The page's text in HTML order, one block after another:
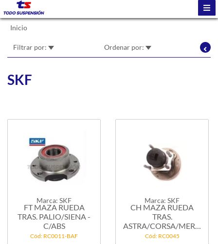
Inicio
Filtrar por: Ordenar por:
SKF
Marca: SKF
FT MAZA RUEDA
TRAS. PALIO/SIENA -
C/ABS
Cód: RC0011-BAF
Marca: SKF
CH MAZA RUEDA
TRAS.
ASTRA/CORSA/MERIVA
98/......
Cód: RC0045